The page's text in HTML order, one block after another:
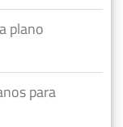
plano
para